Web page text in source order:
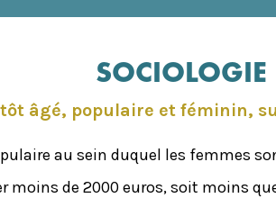
SOCIOLOGIE
âgé, populaire et féminin,
au sein duquel les femmes
de 2000 euros, soit moins